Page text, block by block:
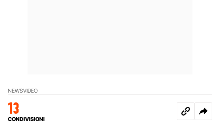
NEWSVIDEO
13
CONDIVISIONI